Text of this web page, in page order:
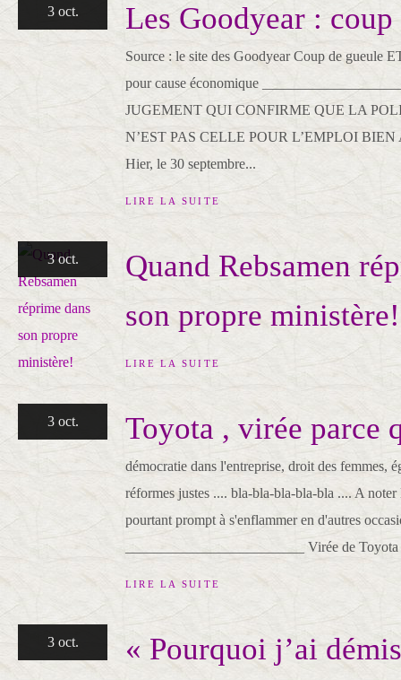
3 oct. Les Goodyear :
Source : le site des Goodyear Coup de gueule
pour cause économique
JUGEMENT QUI CONFIRME QUE LA
N’EST PAS CELLE POUR L’EMPLOI
Hier, le 30 septembre...
LIRE LA SUITE
3 oct.
Quand Rebsamen
son propre ministère!
LIRE LA SUITE
3 oct. Toyota , virée parce
démocratie dans l'entreprise, droit des femmes,
réformes justes .... bla-bla-bla-bla-bla .... A noter
pourtant prompt à s'enflammer en d'autres
_________________________ Virée de
LIRE LA SUITE
3 oct.
« Pourquoi j’ai